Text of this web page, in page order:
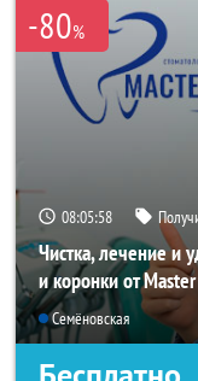
-80%
08:05:55
Чистка, лечение и
и коронки от
Семёновская